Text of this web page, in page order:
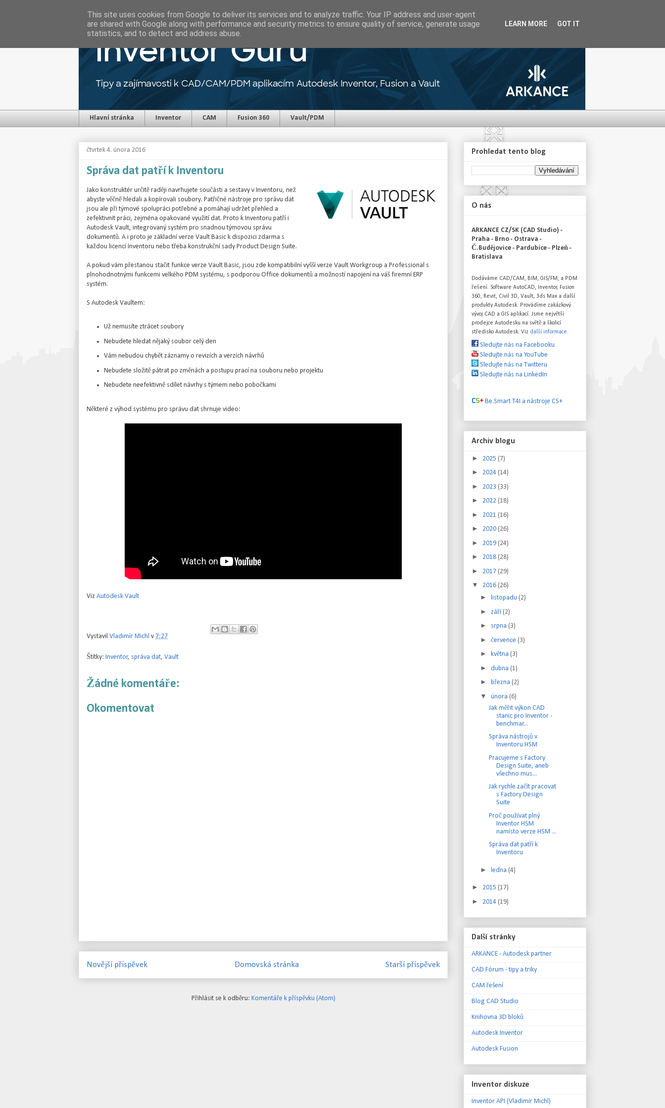
Hlavní stránka Inventor CAM Fusion 360 Vault/PDM
čtvrtek 4. února 2016
Správa dat patří k Inventoru
Jako konstruktér určitě raději navrhujete součásti a sestavy v Inventoru, než
abyste věčně hledali a kopírovali soubory. Patřičné nástroje pro správu dat
jsou ale při týmové spolupráci potřebné a pomáhají udržet přehled a
zefektivnit práci, zejména opakované využití dat. Proto k Inventoru patří i
Autodesk Vault, integrovaný systém pro snadnou týmovou správu
dokumentů. A i proto je základní verze Vault Basic k dispozici zdarma s
každou licencí Inventoru nebo třeba konstrukční sady Product Design Suite.
A pokud vám přestanou stačit funkce verze Vault Basic, jsou zde kompatibilní vyšší verze Vault Workgroup a Professional s
plnohodnotnými funkcemi velkého PDM systému, s podporou Office dokumentů a možností napojení na váš firemní ERP
systém.
S Autodesk Vaultem:
Už nemusíte ztrácet soubory
Nebudete hledat nějaký soubor celý den
Vám nebudou chybět záznamy o revizích a verzích návrhů
Nebudete složitě pátrat po změnách a postupu prací na souboru nebo projektu
Nebudete neefektivně sdílet návrhy s týmem nebo pobočkami
Některé z výhod systému pro správu dat shrnuje video:
Viz Autodesk Vault
Vystavil Vladimír Michl v 7:27
Štítky: Inventor, správa dat, Vault
Žádné komentáře:
Okomentovat
Novější příspěvek Starší příspěvek
Domovská stránka
Přihlásit se k odběru: Komentáře k příspěvku (Atom)
Prohledat tento blog
O nás
ARKANCE CZ/SK (CAD Studio) -
Praha - Brno - Ostrava -
Č.Budějovice - Pardubice - Plzeň -
Bratislava
Dodáváme CAD/CAM, BIM, GIS/FM, a PDM
řešení. Software AutoCAD, Inventor, Fusion
360, Revit, Civil 3D, Vault, 3ds Max a další
produkty Autodesk. Provádíme zakázkový
vývoj CAD a GIS aplikací. Jsme největší
prodejce Autodesku na světě a školicí
středisko Autodesk. Viz další informace.
Sledujte nás na Facebooku
Sledujte nás na YouTube
Sledujte nás na Twitteru
Sledujte nás na LinkedIn
Be.Smart T4I a nástroje CS+
Archiv blogu
► 2025 (7)
► 2024 (14)
► 2023 (33)
► 2022 (18)
► 2021 (16)
► 2020 (26)
► 2019 (24)
► 2018 (28)
► 2017 (29)
▼ 2016 (26)
► listopadu (2)
► září (2)
► srpna (3)
► července (3)
► května (3)
► dubna (1)
► března (2)
▼ února (6)
Jak měřit výkon CAD
stanic pro Inventor -
benchmar...
Správa nástrojů v
Inventoru HSM
Pracujeme s Factory
Design Suite, aneb
všechno mus...
Jak rychle začít pracovat
s Factory Design
Suite
Proč používat plný
Inventor HSM
namísto verze HSM ...
Správa dat patří k
Inventoru
► ledna (4)
► 2015 (17)
► 2014 (19)
Další stránky
ARKANCE - Autodesk partner
CAD Fórum - tipy a triky
CAM řešení
Blog CAD Studio
Knihovna 3D bloků
Autodesk Inventor
Autodesk Fusion
Inventor diskuze
Inventor API (Vladimír Michl)
This site uses cookies from Google to deliver its services and to analyze traffic. Your IP address and user-agent
are shared with Google along with performance and security metrics to ensure quality of service, generate usage
statistics, and to detect and address abuse.
LEARN MORE GOT IT